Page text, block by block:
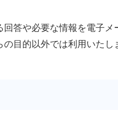
答や必要な情報を電子
目的以外では利用いたし